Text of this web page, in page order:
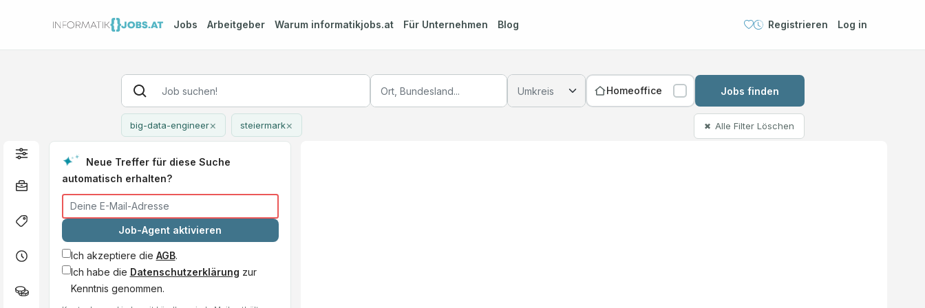
Jobs Arbeitgeber Warum informatikjobs.at Für Unternehmen Blog Registrieren Log in
Homeoffice Jobs finden
big-data-engineer× steiermark× ✖ Alle Filter Löschen
Neue Treffer für diese Suche
automatisch erhalten?
Job-Agent aktivieren
Ich akzeptiere die AGB.
Ich habe die Datenschutzerklärung zur
Kenntnis genommen.